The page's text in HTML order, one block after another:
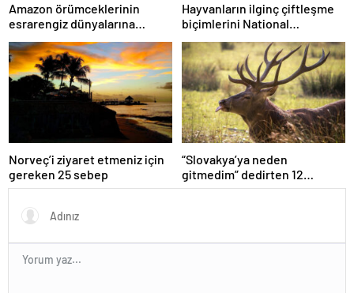
Amazon örümceklerinin
esrarengiz dünyalarına
gitmeye hazır olun.
Hayvanların ilginç çiftleşme
biçimlerini National
Geographic görüntüledi.
Norveç’i ziyaret etmeniz için
gereken 25 sebep
“Slovakya’ya neden
gitmedim” dedirten 12
fotoğraf